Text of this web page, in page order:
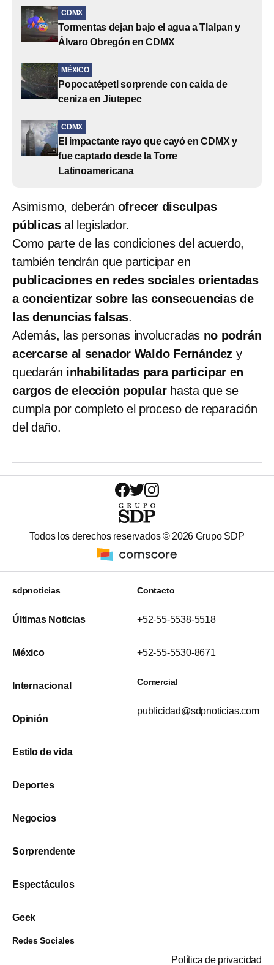
CDMX
Tormentas dejan bajo el agua a Tlalpan y
Álvaro Obregón en CDMX
MÉXICO
Popocatépetl sorprende con caída de
ceniza en Jiutepec
CDMX
El impactante rayo que cayó en CDMX y
fue captado desde la Torre
Latinoamericana
Asimismo, deberán ofrecer disculpas
públicasal legislador.
Como parte de las condiciones del acuerdo,
también tendrán que participar en
publicaciones en redes sociales orientadas
a concientizar sobre las consecuencias de
las denuncias falsas.
Además, las personas involucradas no podrán
acercarse al senador Waldo Fernández y
quedarán inhabilitadas para participar en
cargos de elección popularhasta que se
cumpla por completo el proceso de reparación
del daño.
Todos los derechos reservados © 2026 Grupo SDP
sdpnoticias
Últimas Noticias
México
Internacional
Opinión
Estilo de vida
Deportes
Negocios
Sorprendente
Espectáculos
Geek
Contacto
+52-55-5538-5518
+52-55-5530-8671
Comercial
publicidad@sdpnoticias.com
Redes Sociales
Política de privacidad